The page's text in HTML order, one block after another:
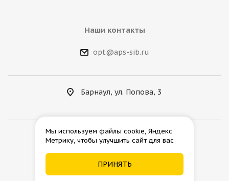
Наши контакты
opt@aps-sib.ru
Барнаул, ул. Попова, 3
2026 © АгроПромСнаб
Мы используем файлы cookie, Яндекс
Метрику, чтобы улучшить сайт для вас
ПРИНЯТЬ